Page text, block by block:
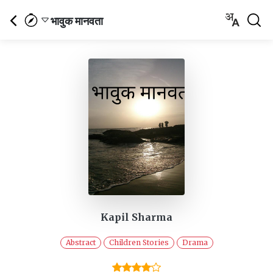
भावुक मानवता
Kapil Sharma
Abstract Children Stories Drama